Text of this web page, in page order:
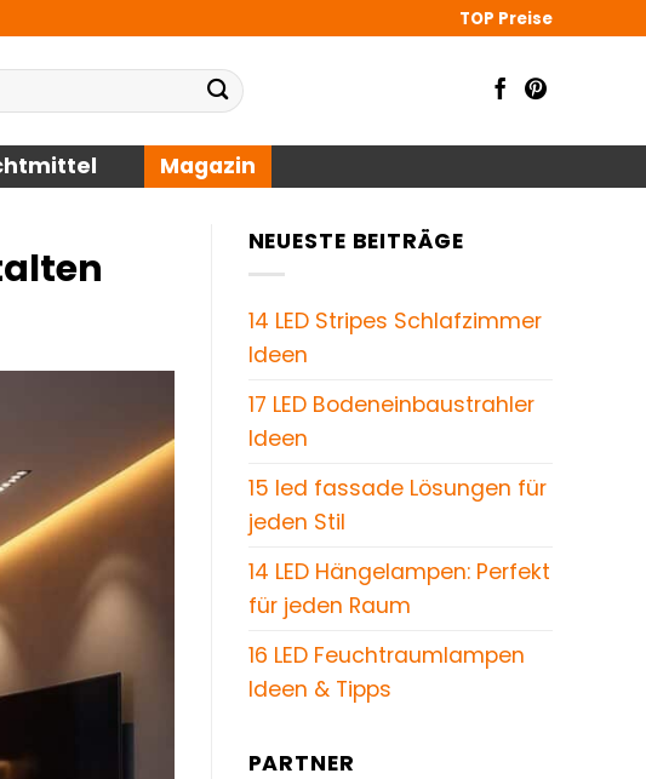
TOP Preise
Magazin
NEUESTE BEITRÄGE
14 LED Stripes Schlafzimmer
Ideen
17 LED Bodeneinbaustrahler
Ideen
15 led fassade Lösungen für
jeden Stil
14 LED Hängelampen: Perfekt
für jeden Raum
16 LED Feuchtraumlampen
Ideen & Tipps
PARTNER